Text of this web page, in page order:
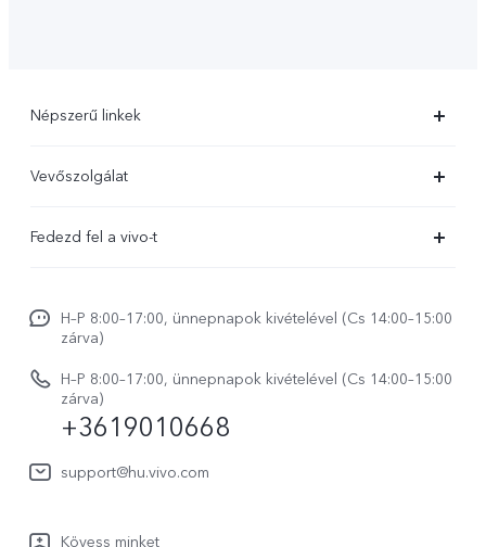
Népszerű linkek
X300 Pro
V70 FE
Y31 5G
vivo Buds Air3
Vevőszolgálat
Rendszerfrissítés
vivo Jótállási Politika
Vevőszolgálati adatvédelmi nyilatkozat
LUT-ok letöltése a Log helyreállításához
Fedezd fel a vivo-t
Jogi szabályozás
Rólunk
vivo Személyes Adatok Védelme
H–P 8:00–17:00, ünnepnapok kivételével (Cs 14:00–15:00
zárva)
H–P 8:00–17:00, ünnepnapok kivételével (Cs 14:00–15:00
zárva)
+3619010668
support@hu.vivo.com
Kövess minket